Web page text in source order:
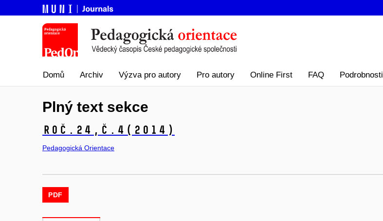
Domů Archiv Výzva pro autory Pro autory Online First FAQ Podrobnosti
Plný text sekce
Roč.24, č.4 (2014)
Pedagogická Orientace
PDF